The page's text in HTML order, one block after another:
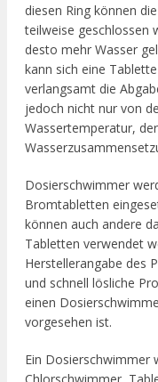
diesen Ring können
teilweise geschlossen
desto mehr Wasser
kann sich eine
verlangsamt die
jedoch nicht nur von
Wassertemperatur,
Dosierschwimmer
Bromtabletten
können auch andere
Tabletten verwendet
Herstellerangabe des
und schnell lösliche
einen
vorgesehen ist.
Ein Dosierschwimmer
Chlorschwimmer,